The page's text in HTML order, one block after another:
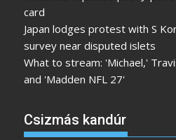
card
Japan lodges protest with S
survey near disputed islets
What to stream: 'Michael,'
and 'Madden NFL 27'
Csizmás kandúr